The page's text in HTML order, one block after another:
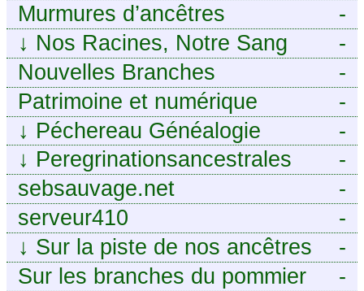
-
Murmures d’ancêtres
-
↓ Nos Racines, Notre Sang
-
Nouvelles Branches
-
Patrimoine et numérique
-
↓ Péchereau Généalogie
-
↓ Peregrinationsancestrales
-
sebsauvage.net
-
serveur410
-
↓ Sur la piste de nos ancêtres
en Périgord.
-
Sur les branches du pommier